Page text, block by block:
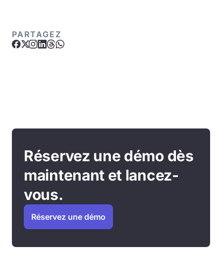
PARTAGEZ
Réservez une démo dès
maintenant et lancez-
vous.
Réservez une démo